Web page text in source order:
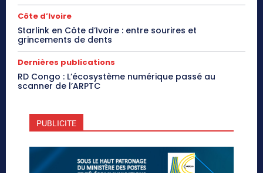
Côte d’Ivoire
Starlink en Côte d’Ivoire : entre sourires et
grincements de dents
Dernières publications
RD Congo : L’écosystème numérique passé au
scanner de l’ARPTC
PUBLICITE